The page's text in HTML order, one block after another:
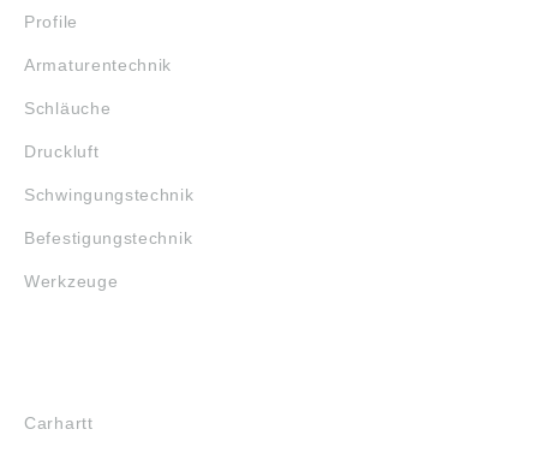
Profile
Armaturentechnik
Schläuche
Druckluft
Schwingungstechnik
Befestigungstechnik
Werkzeuge
Carhartt